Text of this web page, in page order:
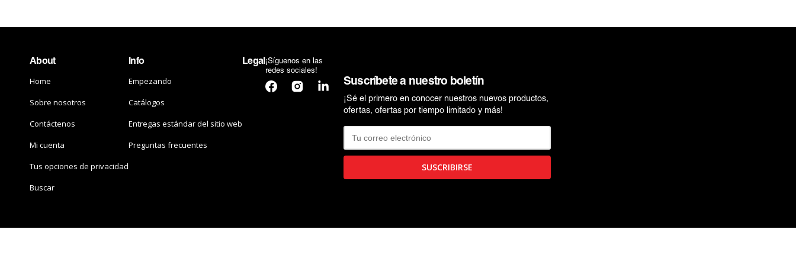
About
Home
Sobre nosotros
Contáctenos
Mi cuenta
Tus opciones de privacidad
Buscar
Info
Empezando
Catálogos
Entregas estándar del sitio web
Preguntas frecuentes
Legal ¡Síguenos en las
redes sociales!
FacebookInstagramTranslation
missing:
es.general.social.links.linkedin
Suscríbete a nuestro boletín
¡Sé el primero en conocer nuestros nuevos productos,
ofertas, ofertas por tiempo limitado y más!